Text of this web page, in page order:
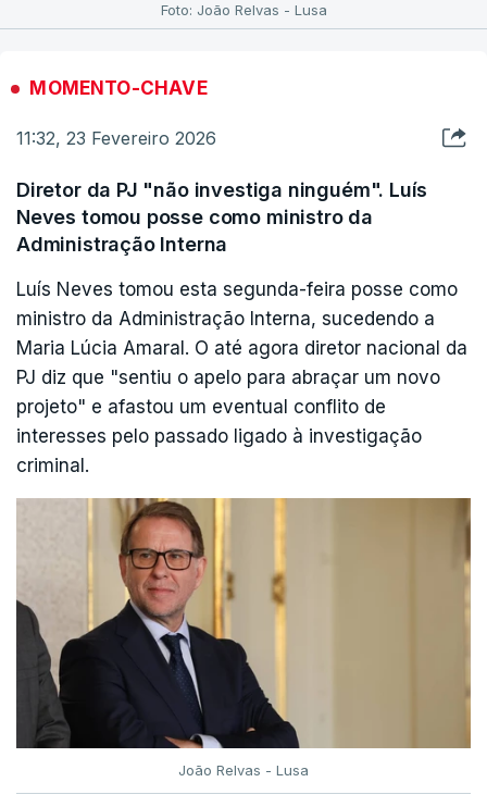
Foto: João Relvas - Lusa
MOMENTO-CHAVE
11:32, 23 Fevereiro 2026
Diretor da PJ "não investiga ninguém". Luís
Neves tomou posse como ministro da
Administração Interna
Luís Neves tomou esta segunda-feira posse como
ministro da Administração Interna, sucedendo a
Maria Lúcia Amaral. O até agora diretor nacional da
PJ diz que "sentiu o apelo para abraçar um novo
projeto" e afastou um eventual conflito de
interesses pelo passado ligado à investigação
criminal.
João Relvas - Lusa